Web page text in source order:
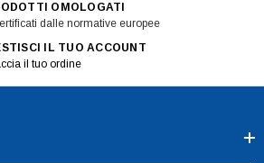
OMOLOGATI
dalle normative europee
IL TUO ACCOUNT
il tuo ordine